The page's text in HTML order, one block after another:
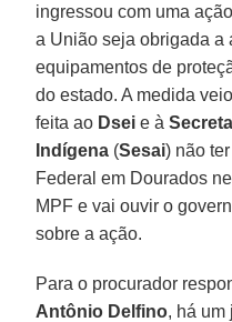
ingressou com uma
a União seja obrigada a
equipamentos de
do estado. A medida
feita ao Dsei e à
Indígena (Sesai) não
Federal em Dourados
MPF e vai ouvir o
sobre a ação.
Para o procurador
Antônio Delfino, há um